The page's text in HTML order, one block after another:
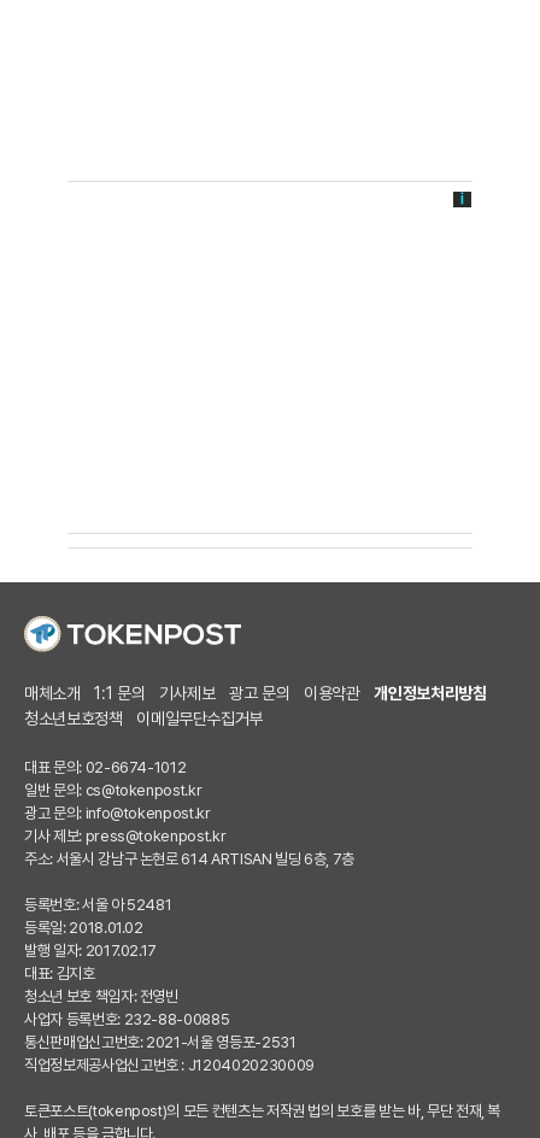
매체소개 1:1 문의 기사제보 광고 문의 이용약관
개인정보처리방침
청소년보호정책
이메일무단수집거부
대표 문의: 02-6674-1012
일반 문의: cs@tokenpost.kr
광고 문의: info@tokenpost.kr
기사 제보: press@tokenpost.kr
주소: 서울시 강남구 논현로 614 ARTISAN 빌딩 6층, 7층
등록번호: 서울 아 52481
등록일: 2018.01.02
발행 일자: 2017.02.17
대표: 김지호
청소년 보호 책임자: 전영빈
사업자 등록번호: 232-88-00885
통신판매업신고번호: 2021-서울 영등포-2531
직업정보제공사업신고번호 : J1204020230009
토큰포스트(tokenpost)의 모든 컨텐츠는 저작권 법의 보호를 받는 바, 무단 전재, 복
사, 배포 등을 금합니다.